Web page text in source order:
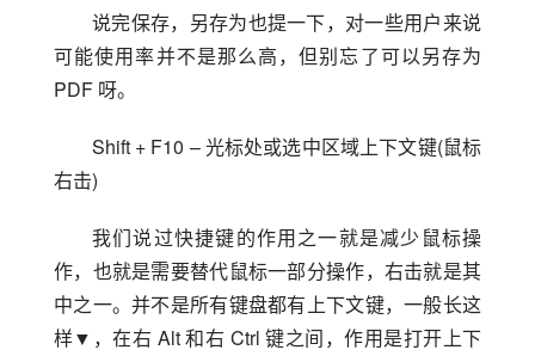
说完保存，另存为也提一下，对一些用户来说
可能使用率并不是那么高，但别忘了可以另存为
PDF 呀。
Shift + F10 – 光标处或选中区域上下文键(鼠标
右击)
我们说过快捷键的作用之一就是减少鼠标操
作，也就是需要替代鼠标一部分操作，右击就是其
中之一。并不是所有键盘都有上下文键，一般长这
样▼，在右 Alt 和右 Ctrl 键之间，作用是打开上下